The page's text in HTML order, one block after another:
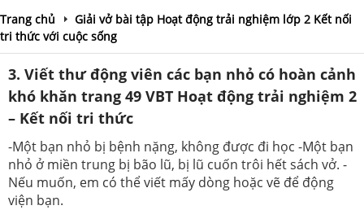
Trang chủ
Giải vở bài tập Hoạt động trải nghiệm lớp 2 Kết nối
tri thức với cuộc sống
3. Viết thư động viên các bạn nhỏ có hoàn cảnh
khó khăn trang 49 VBT Hoạt động trải nghiệm 2
– Kết nối tri thức
-Một bạn nhỏ bị bệnh nặng, không được đi học -Một bạn
nhỏ ở miền trung bị bão lũ, bị lũ cuốn trôi hết sách vở. -
Nếu muốn, em có thể viết mấy dòng hoặc vẽ để động
viện bạn.